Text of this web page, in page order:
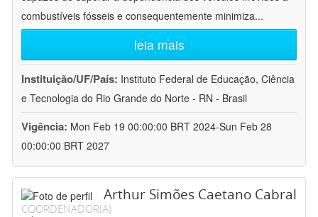
combustíveis fósseis e consequentemente minimiza...
leia mais
Instituição/UF/País: Instituto Federal de Educação, Ciência
e Tecnologia do Rio Grande do Norte - RN - Brasil
Vigência: Mon Feb 19 00:00:00 BRT 2024-Sun Feb 28
00:00:00 BRT 2027
Arthur Simões Caetano Cabral
COORDENADOR(A)